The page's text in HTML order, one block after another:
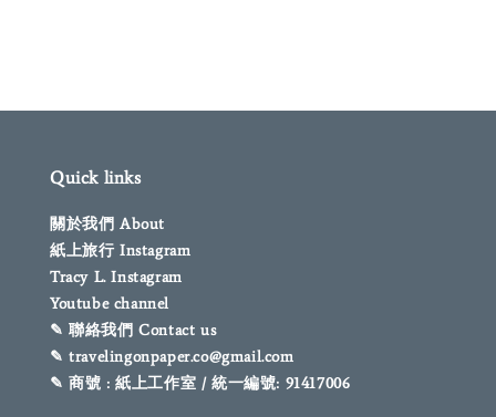
Quick links
關於我們 About
紙上旅行 Instagram
Tracy L. Instagram
Youtube channel
✎ 聯絡我們 Contact us
✎ travelingonpaper.co@gmail.com
✎ 商號 : 紙上工作室 / 統一編號: 91417006